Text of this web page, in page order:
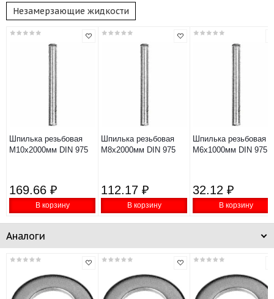
Незамерзающие жидкости
Шпилька резьбовая
М10х2000мм DIN 975
169.66 ₽
В корзину
Шпилька резьбовая
М8х2000мм DIN 975
112.17 ₽
В корзину
Шпилька резьбовая
М6х1000мм DIN 975
32.12 ₽
В корзину
Аналоги